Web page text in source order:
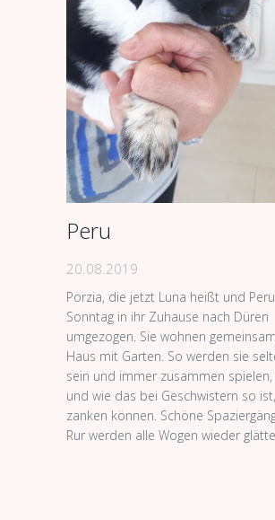
Peru
20.08.2019
Porzia, die jetzt Luna heißt und
Sonntag in ihr Zuhause nach Düren
umgezogen. Sie wohnen
Haus mit Garten. So werden sie
sein und immer zusammen spielen,
und wie das bei Geschwistern so
zanken können. Schöne
Rur werden alle Wogen wieder